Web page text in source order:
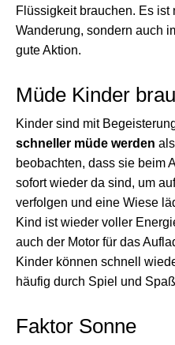
Flüssigkeit brauchen. Es
Wanderung, sondern auch
gute Aktion.
Müde Kinder
Kinder sind mit
schneller müde werden
beobachten, dass sie beim
sofort wieder da sind, um
verfolgen und eine Wiese
Kind ist wieder voller
auch der Motor für das
Kinder können schnell
häufig durch Spiel und
Faktor Sonne